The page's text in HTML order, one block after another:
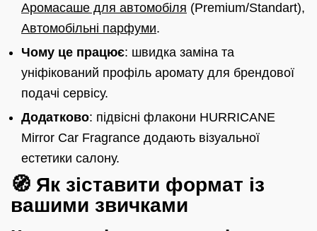
Аромасаше для автомобіля (Premium/Standart),
Автомобільні парфуми.
Чому це працює: швидка заміна та
уніфікований профіль аромату для брендової
подачі сервісу.
Додатково: підвісні флакони HURRICANE
Mirror Car Fragrance додають візуальної
естетики салону.
🧭 Як зіставити формат із
вашими звичками